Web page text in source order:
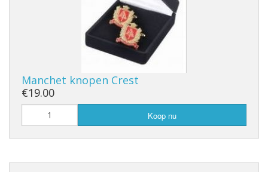
Manchet knopen Crest
€19.00
Koop nu